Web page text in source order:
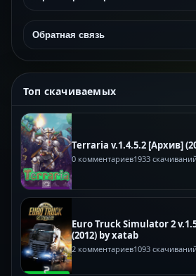
Обратная связь
Топ скачиваемых
Terraria v.1.4.5.2 [Архив]
0 комментариев1933 скачиваний
Euro Truck Simulator 2
(2012) by xatab
2 комментариев1093 скачиваний